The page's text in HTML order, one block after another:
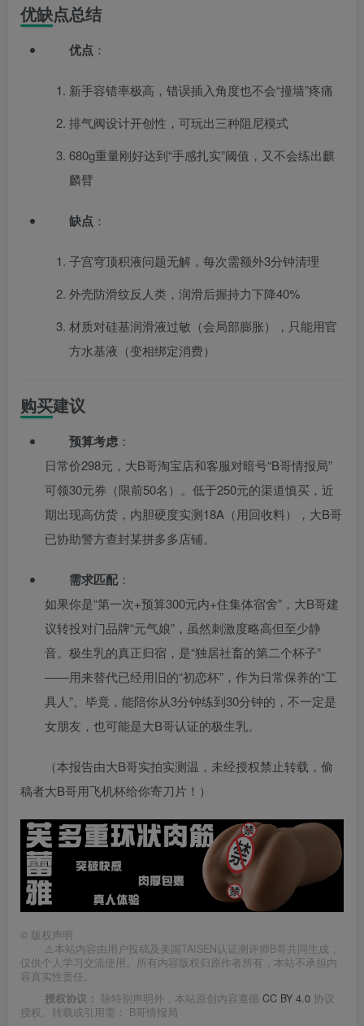
优缺点总结
优点 ：
新手容错率极高，错误插入角度也不会“撞墙”疼痛
排气阀设计开创性，可玩出三种阻尼模式
680g重量刚好达到“手感扎实”阈值，又不会练出麒
麟臂
缺点 ：
子宫穹顶积液问题无解，每次需额外3分钟清理
外壳防滑纹反人类，润滑后握持力下降40%
材质对硅基润滑液过敏（会局部膨胀），只能用官
方水基液（变相绑定消费）
购买建议
预算考虑 ：
日常价298元，大B哥淘宝店和客服对暗号“B哥情报局”
可领30元券（限前50名）。低于250元的渠道慎买，近
期出现高仿货，内胆硬度实测18A（用回收料），大B哥
已协助警方查封某拼多多店铺。
需求匹配：
如果你是“第一次+预算300元内+住集体宿舍”，大B哥建
议转投对门品牌“元气娘”，虽然刺激度略高但至少静
音。极生乳的真正归宿，是“独居社畜的第二个杯子”
——用来替代已经用旧的“初恋杯”，作为日常保养的“工
具人”。毕竟，能陪你从3分钟练到30分钟的，不一定是
女朋友，也可能是大B哥认证的极生乳。
（本报告由大B哥实拍实测温，未经授权禁止转载，偷
稿者大B哥用飞机杯给你寄刀片！）
© 版权声明
⚠️本站内容由用户投稿及美国TAISEN认证测评师B哥共同生成，
仅供个人学习交流使用。所有内容版权归原作者所有，本站不承担内
容真实性责任。
授权协议： 除特别声明外，本站原创内容遵循 CC BY 4.0 协议
授权。转载或引用需： B哥情报局